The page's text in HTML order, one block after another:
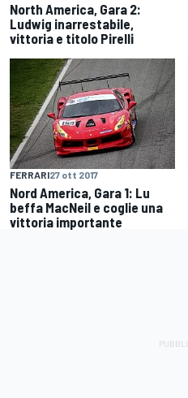
North America, Gara 2:
Ludwig inarrestabile,
vittoria e titolo Pirelli
FERRARI27 ott 2017
Nord America, Gara 1: Lu
beffa MacNeil e coglie una
vittoria importante